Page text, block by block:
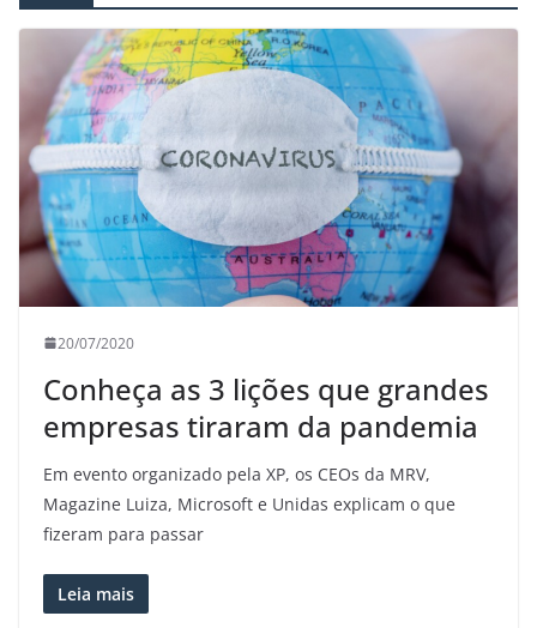
20/07/2020
Conheça as 3 lições que grandes
empresas tiraram da pandemia
Em evento organizado pela XP, os CEOs da MRV,
Magazine Luiza, Microsoft e Unidas explicam o que
fizeram para passar
Leia mais